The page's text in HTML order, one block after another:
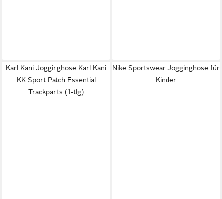
Karl Kani Jogginghose Karl Kani
KK Sport Patch Essential
Trackpants (1-tlg)
Nike Sportswear Jogginghose für
Kinder